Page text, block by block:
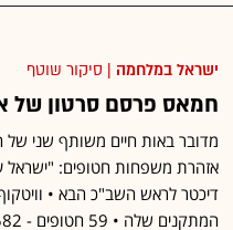
ישראל במלחמה | סיקור שוטף
חמאס פרסם סרטון של
מדובר באות חיים משותף שני
אזהרת משפחות חטופים:
דיכטר לראש השב"כ הבא •
המתקנים שלה • 59 חטופים - 582 ימים בשבי •